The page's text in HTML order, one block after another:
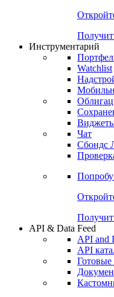
Инструментарий
Watchlist
Чат
Сбондс
API & Data Feed
API and
API
Готовые